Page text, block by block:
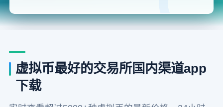
虚拟币最好的交易所国内渠道app
下载